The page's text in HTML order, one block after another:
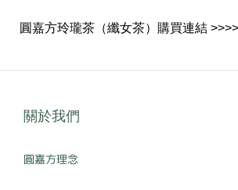
圓嘉方玲瓏茶（纖女茶）購買連結
關於我們
圓嘉方理念